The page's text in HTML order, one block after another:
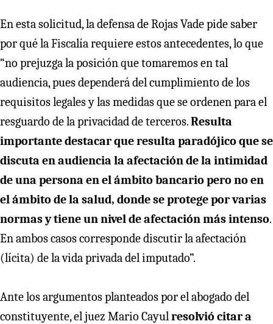
En esta solicitud, la defensa de Rojas Vade pide saber
por qué la Fiscalía requiere estos antecedentes, lo que
“no prejuzga la posición que tomaremos en tal
audiencia, pues dependerá del cumplimiento de los
requisitos legales y las medidas que se ordenen para el
resguardo de la privacidad de terceros.Resulta
importante destacar que resulta paradójico que se
discuta en audiencia la afectación de la intimidad
de una persona en el ámbito bancario pero no en
el ámbito de la salud, donde se protege por varias
normas y tiene un nivel de afectación más intenso.
En ambos casos corresponde discutir la afectación
(lícita) de la vida privada del imputado”.
Ante los argumentos planteados por el abogado del
constituyente, el juez Mario Cayulresolvió citar a